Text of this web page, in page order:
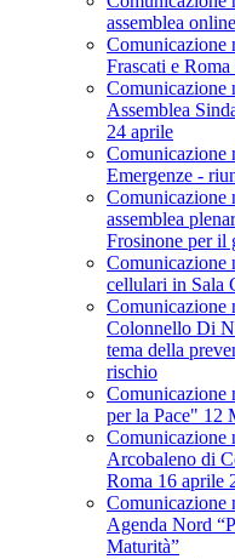
assemblea
Comunicazione
Frascati e
Comunicazione
Assemblea
24 aprile
Comunicazione
Emergenze -
Comunicazione
assemblea
Frosinone per il
Comunicazione
cellulari in Sala
Comunicazione
Colonnello Di
tema della
rischio
Comunicazione
per la Pace" 12
Comunicazione
Arcobaleno di
Roma 16 aprile
Comunicazione
Agenda Nord
Maturità”